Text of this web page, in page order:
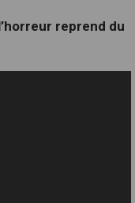
reprend du